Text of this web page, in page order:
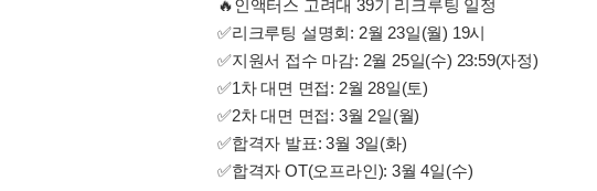
🔥인액터스 고려대 39기 리크루팅 일정
✅리크루팅 설명회: 2월 23일(월) 19시
✅지원서 접수 마감: 2월 25일(수) 23:59(자정)
✅1차 대면 면접: 2월 28일(토)
✅2차 대면 면접: 3월 2일(월)
✅합격자 발표: 3월 3일(화)
✅합격자 OT(오프라인): 3월 4일(수)